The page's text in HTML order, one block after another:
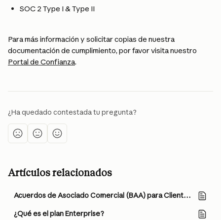
SOC 2 Type I & Type II
Para más información y solicitar copias de nuestra
documentación de cumplimiento, por favor visita nuestro
Portal de Confianza.
¿Ha quedado contestada tu pregunta?
Artículos relacionados
Acuerdos de Asociado Comercial (BAA) para Clientes Comerciales
¿Qué es el plan Enterprise?